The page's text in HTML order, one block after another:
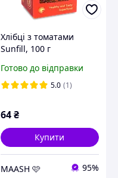
Хлібці з томатами
Sunfill, 100 г
Готово до відправки
5.0 (1)
64₴
Купити
MAASH 🩷 95%